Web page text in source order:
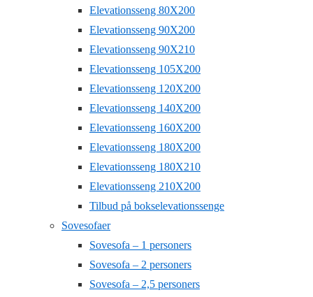
Elevationsseng 80X200
Elevationsseng 90X200
Elevationsseng 90X210
Elevationsseng 105X200
Elevationsseng 120X200
Elevationsseng 140X200
Elevationsseng 160X200
Elevationsseng 180X200
Elevationsseng 180X210
Elevationsseng 210X200
Tilbud på bokselevationssenge
Sovesofaer
Sovesofa – 1 personers
Sovesofa – 2 personers
Sovesofa – 2,5 personers